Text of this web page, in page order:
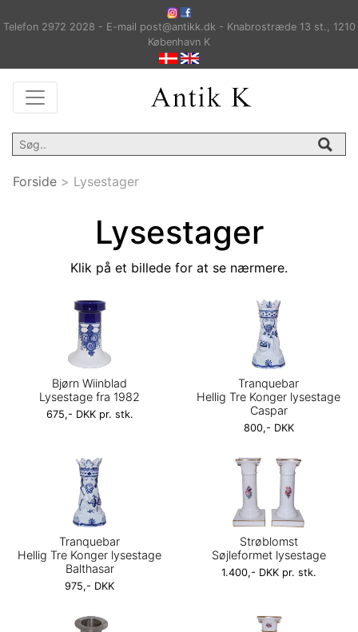
Telefon 2972 2028 - E-mail post@antikk.dk - Knabrostræde 13 st., 1210
København K
Forside > Lysestager
Lysestager
Klik på et billede for at se nærmere.
Bjørn Wiinblad
Lysestage fra 1982
675,- DKK pr. stk.
Tranquebar
Hellig Tre Konger lysestage
Caspar
800,- DKK
Tranquebar
Hellig Tre Konger lysestage
Balthasar
975,- DKK
Strøblomst
Søjleformet lysestage
1.400,- DKK pr. stk.